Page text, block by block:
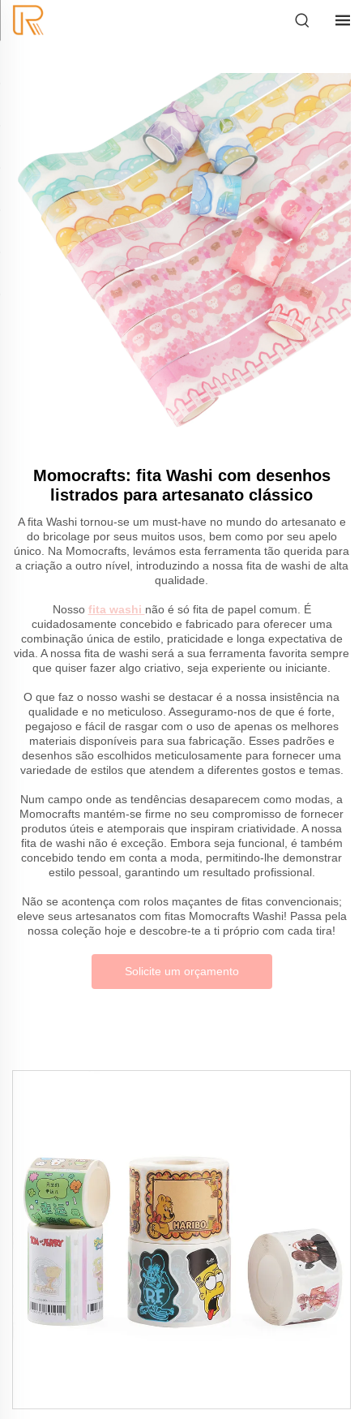
Momocrafts: fita Washi com desenhos
listrados para artesanato clássico
A fita Washi tornou-se um must-have no mundo do artesanato e
do bricolage por seus muitos usos, bem como por seu apelo
único. Na Momocrafts, levámos esta ferramenta tão querida para
a criação a outro nível, introduzindo a nossa fita de washi de alta
qualidade.
Nosso fita washi não é só fita de papel comum. É
cuidadosamente concebido e fabricado para oferecer uma
combinação única de estilo, praticidade e longa expectativa de
vida. A nossa fita de washi será a sua ferramenta favorita sempre
que quiser fazer algo criativo, seja experiente ou iniciante.
O que faz o nosso washi se destacar é a nossa insistência na
qualidade e no meticuloso. Asseguramo-nos de que é forte,
pegajoso e fácil de rasgar com o uso de apenas os melhores
materiais disponíveis para sua fabricação. Esses padrões e
desenhos são escolhidos meticulosamente para fornecer uma
variedade de estilos que atendem a diferentes gostos e temas.
Num campo onde as tendências desaparecem como modas, a
Momocrafts mantém-se firme no seu compromisso de fornecer
produtos úteis e atemporais que inspiram criatividade. A nossa
fita de washi não é exceção. Embora seja funcional, é também
concebido tendo em conta a moda, permitindo-lhe demonstrar
estilo pessoal, garantindo um resultado profissional.
Não se acontença com rolos maçantes de fitas convencionais;
eleve seus artesanatos com fitas Momocrafts Washi! Passa pela
nossa coleção hoje e descobre-te a ti próprio com cada tira!
Solicite um orçamento